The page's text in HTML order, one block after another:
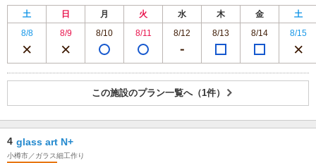
土 日 月 火 水 木 金
土
8/8
8/9 8/10 8/11 8/12 8/13 8/14 8/15
この施設のプラン一覧へ（1件）
4 glass art N+
小樽市／ガラス細工作り